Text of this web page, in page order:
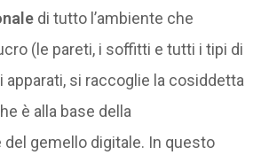
di tutto l’ambiente che
(le pareti, i soffitti e tutti i tipi di
si raccoglie la cosiddetta
è alla base della
gemello digitale. In questo